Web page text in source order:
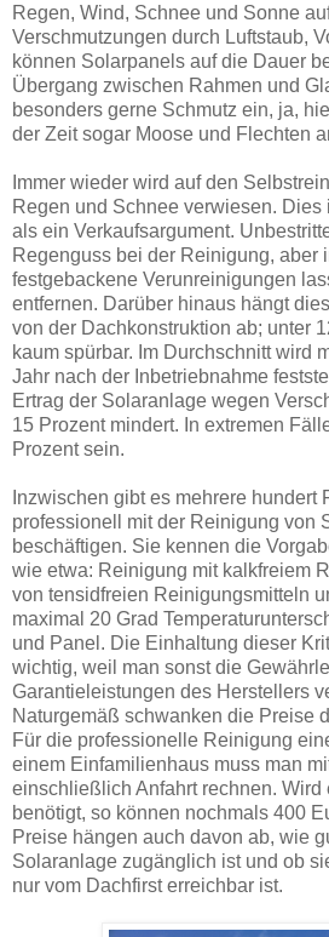
Regen, Wind, Schnee und Sonne
Verschmutzungen durch Luftstaub,
können Solarpanels auf die Dauer
Übergang zwischen Rahmen und
besonders gerne Schmutz ein, ja,
der Zeit sogar Moose und Flechten
Immer wieder wird auf den
Regen und Schnee verwiesen. Dies
als ein Verkaufsargument.
Regenguss bei der Reinigung, aber
festgebackene Verunreinigungen
entfernen. Darüber hinaus hängt
von der Dachkonstruktion ab; unter
kaum spürbar. Im Durchschnitt wird
Jahr nach der Inbetriebnahme
Ertrag der Solaranlage wegen
15 Prozent mindert. In extremen
Prozent sein.
Inzwischen gibt es mehrere hundert
professionell mit der Reinigung von
beschäftigen. Sie kennen die
wie etwa: Reinigung mit kalkfreiem
von tensidfreien Reinigungsmitteln
maximal 20 Grad
und Panel. Die Einhaltung dieser
wichtig, weil man sonst die
Garantieleistungen des Herstellers
Naturgemäß schwanken die Preise
Für die professionelle Reinigung
einem Einfamilienhaus muss man
einschließlich Anfahrt rechnen. Wird
benötigt, so können nochmals 400
Preise hängen auch davon ab, wie
Solaranlage zugänglich ist und ob
nur vom Dachfirst erreichbar ist.